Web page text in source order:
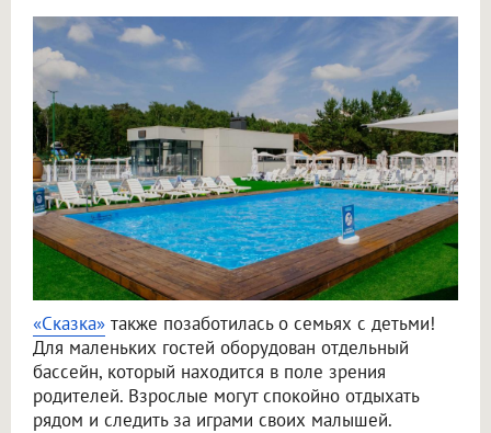
«Сказка» также позаботилась о семьях с детьми!
Для маленьких гостей оборудован отдельный
бассейн, который находится в поле зрения
родителей. Взрослые могут спокойно отдыхать
рядом и следить за играми своих малышей.